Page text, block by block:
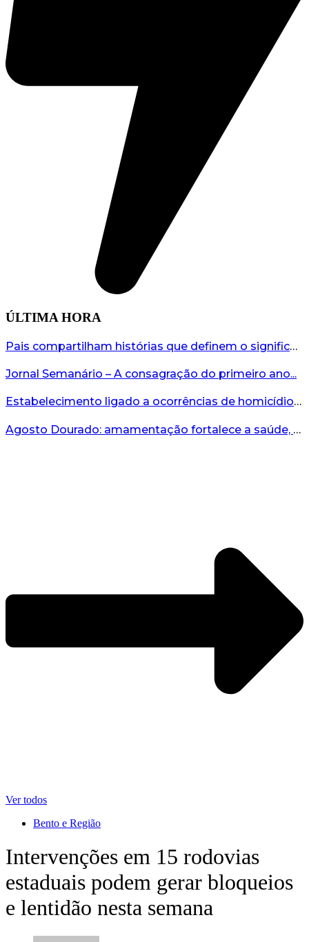
ÚLTIMA HORA
Pais compartilham histórias que definem o significado da missão...
Jornal Semanário – A consagração do primeiro ano...
Estabelecimento ligado a ocorrências de homicídio é interditado durante fiscalização em Bento...
Agosto Dourado: amamentação fortalece a saúde, o desenvolvimento e os vínculos...
Ver todos
Bento e Região
Intervenções em 15 rodovias
estaduais podem gerar bloqueios
e lentidão nesta semana